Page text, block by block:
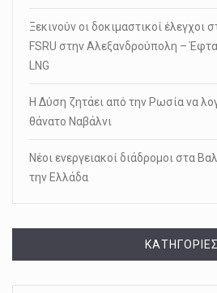
Ξεκινούν οι δοκιμαστικοί έλεγχοι
FSRU στην Αλεξανδρούπολη –
LNG
Η Δύση ζητάει από την Ρωσία να
θάνατο Ναβάλνι
Νέοι ενεργειακοί διάδρομοι στα
την Ελλάδα
KΑΤΗΓΟΡΊΕΣ